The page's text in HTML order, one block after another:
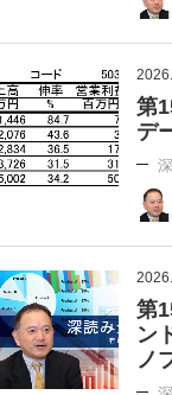
第
デ
第
ン
ノ